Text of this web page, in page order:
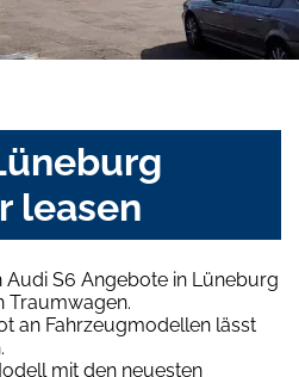
leasen
Audi S6 Angebote in Lüneburg
Traumwagen.
an Fahrzeugmodellen lässt
mit den neuesten